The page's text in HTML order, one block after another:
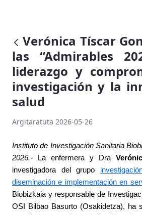
Verónica Tíscar
las “Admirables
liderazgo y
investigación y la
salud
Argitaratuta 2026-05-26
Instituto de Investigación Sanitaria
2026.-
La enfermera y Dra
investigadora del grupo
diseminación e implementación en
Biobizkaia y responsable de
OSI Bilbao Basurto (Osakidetza), ha